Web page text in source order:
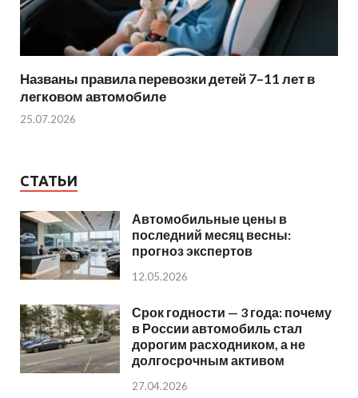
Названы правила перевозки детей 7–11 лет в
легковом автомобиле
25.07.2026
СТАТЬИ
Автомобильные цены в
последний месяц весны:
прогноз экспертов
12.05.2026
Срок годности — 3 года: почему
в России автомобиль стал
дорогим расходником, а не
долгосрочным активом
27.04.2026